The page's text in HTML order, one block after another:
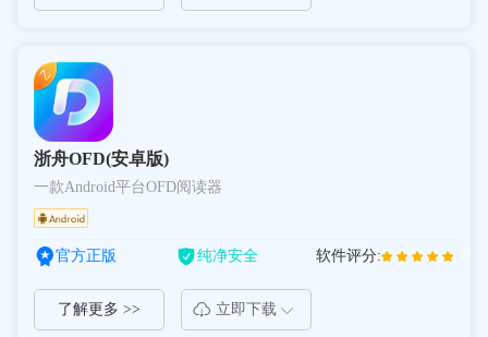
浙舟OFD(安卓版)
一款Android平台OFD阅读器
官方正版 纯净安全 软件评分:
了解更多 >> 立即下载